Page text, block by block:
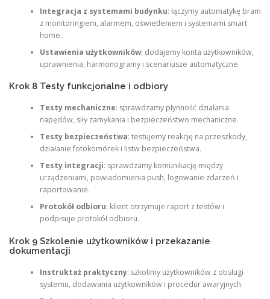
Integracja z systemami budynku: łączymy automatykę bram
z monitoringiem, alarmem, oświetleniem i systemami smart
home.
Ustawienia użytkowników: dodajemy konta użytkowników,
uprawnienia, harmonogramy i scenariusze automatyczne.
Krok 8 Testy funkcjonalne i odbiory
Testy mechaniczne: sprawdzamy płynność działania
napędów, siły zamykania i bezpieczeństwo mechaniczne.
Testy bezpieczeństwa: testujemy reakcję na przeszkody,
działanie fotokomórek i listw bezpieczeństwa.
Testy integracji: sprawdzamy komunikację między
urządzeniami, powiadomienia push, logowanie zdarzeń i
raportowanie.
Protokół odbioru: klient otrzymuje raport z testów i
podpisuje protokół odbioru.
Krok 9 Szkolenie użytkowników i przekazanie
dokumentacji
Instruktaż praktyczny: szkolimy użytkowników z obsługi
systemu, dodawania użytkowników i procedur awaryjnych.